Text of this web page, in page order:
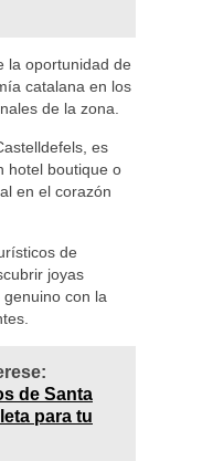
la oportunidad de
catalana en los
de la zona.
es
hotel boutique o
en el corazón
de
joyas
con la
de Santa
para tu